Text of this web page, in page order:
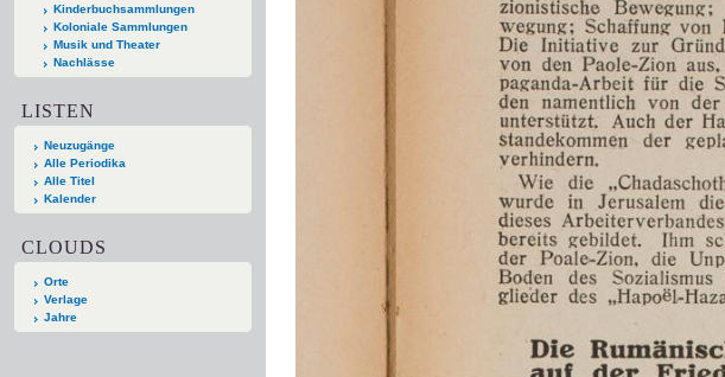
Kinderbuchsammlungen
Koloniale Sammlungen
Musik und Theater
Nachlässe
LISTEN
Neuzugänge
Alle Periodika
Alle Titel
Kalender
CLOUDS
Orte
Verlage
Jahre